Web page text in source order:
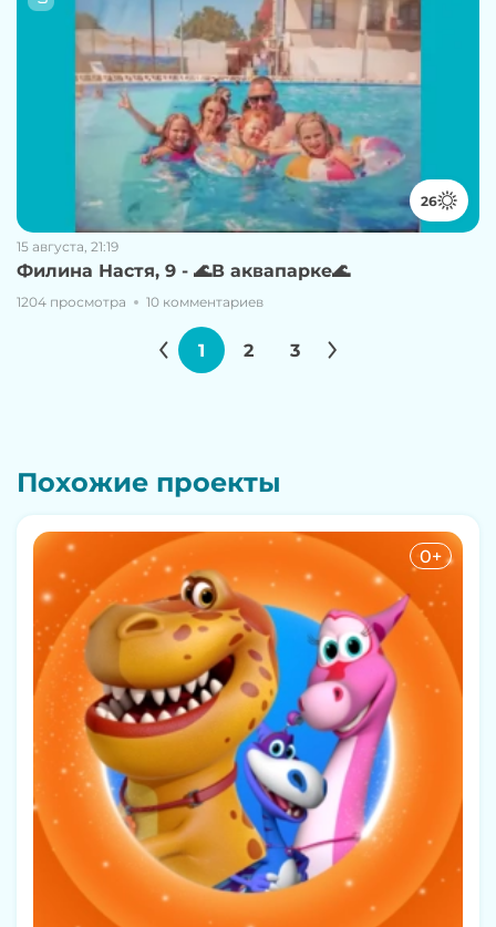
26
15 августа, 21:19
Филина Настя, 9 - 🌊В аквапарке🌊
1204 просмотра 10 комментариев
1 2 3
Похожие проекты
0+